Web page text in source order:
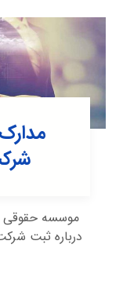
موسسه حقوقی
درباره ثبت